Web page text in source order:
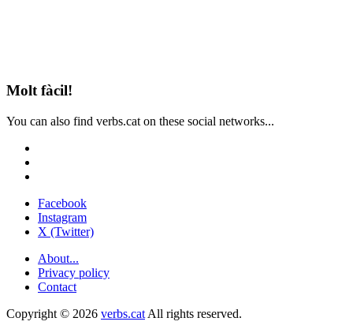
Molt fàcil!
You can also find verbs.cat on these social networks...
Facebook
Instagram
X (Twitter)
About...
Privacy policy
Contact
Copyright © 2026 verbs.cat All rights reserved.